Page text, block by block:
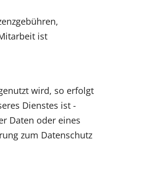
ist
wird, so erfolgt
Dienstes ist -
Daten oder eines
zum Datenschutz